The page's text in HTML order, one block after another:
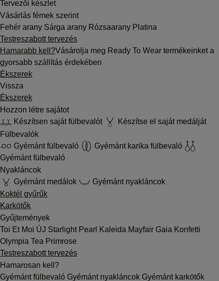
Tervezői készlet
Vásárlás fémek szerint
Fehér arany Sárga arany Rózsaarany Platina
Testreszabott tervezés
Hamarabb kell?Vásárolja meg Ready To Wear termékeinket a
gyorsabb szállítás érdekében
Ékszerek
Vissza
Ékszerek
Hozzon létre sajátot
Készítsen saját fülbevalót
Készítse el saját medálját
Fülbevalók
Gyémánt fülbevaló
Gyémánt karika fülbevaló
Gyémánt fülbevaló
Nyakláncok
Gyémánt medálok
Gyémánt nyakláncok
Koktél gyűrűk
Karkötők
Gyűjtemények
Toi Et Moi ÚJ Starlight Pearl Kaleida Mayfair Gaia Konfetti
Olympia Tea Primrose
Testreszabott tervezés
Hamarosan kell?
Gyémánt fülbevaló Gyémánt nyakláncok Gyémánt karkötők